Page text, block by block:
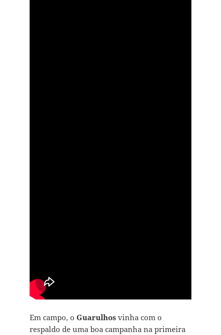
Em campo, o Guarulhosvinha com o
respaldo de uma boa campanha na primeira